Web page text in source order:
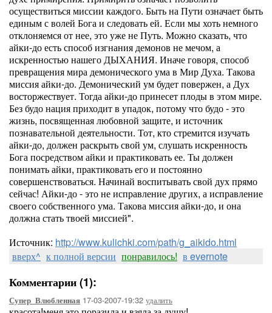
осуществиться миссии каждого. Быть на Пути означает быть
единым с волей Бога и следовать ей. Если мы хоть немного
отклоняемся от нее, это уже не Путь. Можно сказать, что
айки-до есть способ изгнания демонов не мечом, а
искренностью нашего ДЫХАНИЯ. Иначе говоря, способ
превращения мира демонического ума в Мир Духа. Такова
миссия айки-до. Демонический ум будет повержен, а Дух
восторжествует. Тогда айки-до принесет плоды в этом мире.
Без будо нация приходит в упадок, потому что будо - это
жизнь, посвященная любовной защите, и источник
познавательной деятельности. Тот, кто стремится изучать
айки-до, должен раскрыть свой ум, слушать искренность
Бога посредством айки и практиковать ее. Ты должен
понимать айки, практиковать его и постоянно
совершенствоваться. Начинай воспитывать свой дух прямо
сейчас! Айки-до - это не исправление других, а исправление
своего собственного ума. Такова миссия айки-до, и она
должна стать твоей миссией".
Источник: http://www.kulichki.com/path/g_aikido.html
вверх^ к полной версии понравилось! в evernote
Комментарии (1):
Супер_Влюбленная 17-03-2007-19:32 удалить